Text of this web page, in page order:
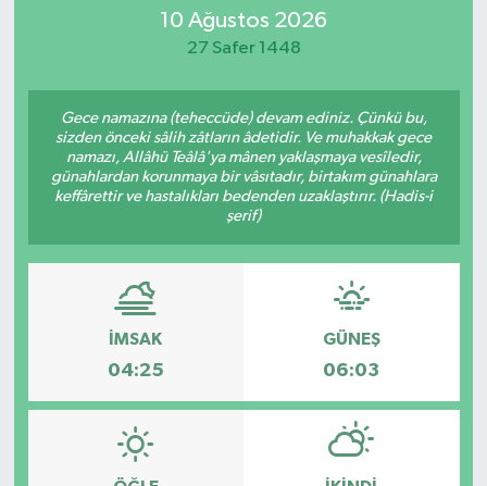
10 Ağustos 2026
27 Safer 1448
Gece namazına (teheccüde) devam ediniz. Çünkü bu,
sizden önceki sâlih zâtların âdetidir. Ve muhakkak gece
namazı, Allâhü Teâlâ'ya mânen yaklaşmaya vesîledir,
günahlardan korunmaya bir vâsıtadır, birtakım günahlara
keffârettir ve hastalıkları bedenden uzaklaştırır. (Hadis-i
şerif)
İMSAK
04:25
GÜNEŞ
06:03
Teknoloji
TRABZON
TRABZONSPOR
Yaşam